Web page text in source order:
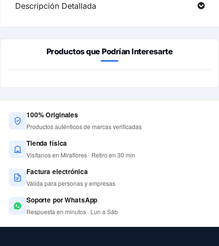
Descripción Detallada
Productos que Podrían Interesarte
100% Originales
Productos auténticos de marcas verificadas
Tienda física
Visítanos en Miraflores · Retiro en 30 min
Factura electrónica
Válida para personas y empresas
Soporte por WhatsApp
Respuesta en minutos · Lun a Sáb